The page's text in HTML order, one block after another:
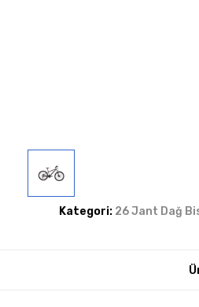
Kategori: 26 Jant Dağ